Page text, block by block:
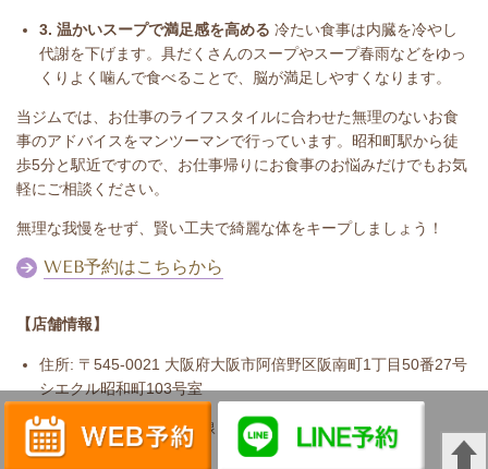
3. 温かいスープで満足感を高める 冷たい食事は内臓を冷やし
代謝を下げます。具だくさんのスープやスープ春雨などをゆっ
くりよく噛んで食べることで、脳が満足しやすくなります。
当ジムでは、お仕事のライフスタイルに合わせた無理のないお食
事のアドバイスをマンツーマンで行っています。昭和町駅から徒
歩5分と駅近ですので、お仕事帰りにお食事のお悩みだけでもお気
軽にご相談ください。
無理な我慢をせず、賢い工夫で綺麗な体をキープしましょう！
WEB予約はこちらから
【店舗情報】
住所: 〒545-0021 大阪府大阪市阿倍野区阪南町1丁目50番27号
シエクル昭和町103号室
アクセス: 地下鉄御堂筋線「昭和町駅」から徒歩5分